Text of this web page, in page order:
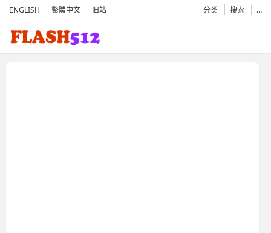
ENGLISH 繁體中文 旧站 分类 搜索 …